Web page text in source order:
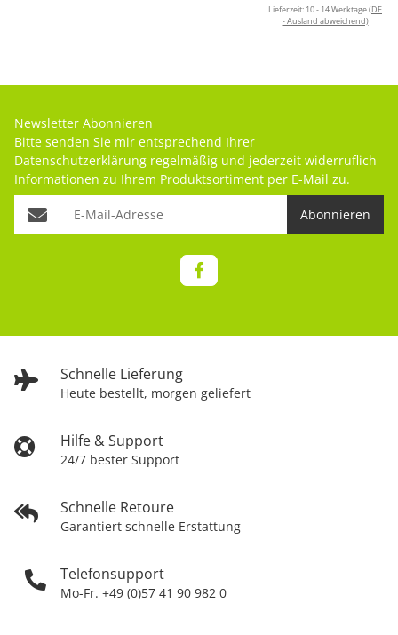
Lieferzeit: 10 - 14 Werktage(DE
- Ausland abweichend)
Schnelle Lieferung
Heute bestellt, morgen geliefert
Hilfe & Support
24/7 bester Support
Schnelle Retoure
Garantiert schnelle Erstattung
Telefonsupport
Mo-Fr. +49 (0)57 41 90 982 0
Newsletter Abonnieren
Bitte senden Sie mir entsprechend Ihrer
Datenschutzerklärung regelmäßig und jederzeit widerruflich
Informationen zu Ihrem Produktsortiment per E-Mail zu.
Abonnieren